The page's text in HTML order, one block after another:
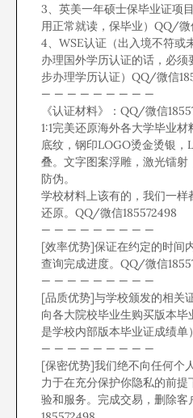
3、英美一年硕士保毕业证项
用正常就读，保毕业）QQ/微
4、WSE认证（出入境不符或
办理国外学历认证的话，必
步办理学历认证）QQ/微信
— — — — — — — — —
《认证材料》：QQ/微信
1:1完美还原海外各大学毕业
底纹，钢印LOGO烫金烫银，
叠。文字图案浮雕，激光镭射
防伪。
学校材料上该有的，我们一
还原。QQ/微信185572498
— — — — — — — — —
[效率优势]保证在约定的时间
查询完成进度。QQ/微信
— — — — — — — — —
[品质优势]与学校颁发的相关
向各大院校毕业生购买版本
是学校内部版本毕业证成绩
— — — — — — — — —
[保密优势]我们绝不向任何个
力于在充分保护你隐私的前
验和服务。完成交易，删除